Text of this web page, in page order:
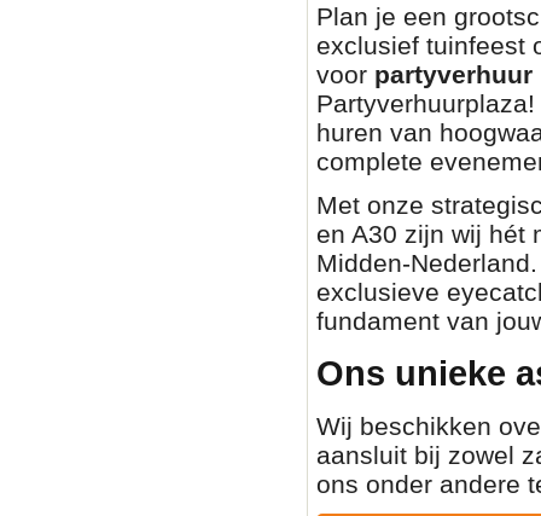
Plan je een
exclusief tuinfeest
voor partyverhuur
huren van
complete
Met onze
en A30 zijn wij hét
Midden-
exclusieve
fundament van
Ons unieke
Wij beschikken
aansluit bij zowel
ons onder andere